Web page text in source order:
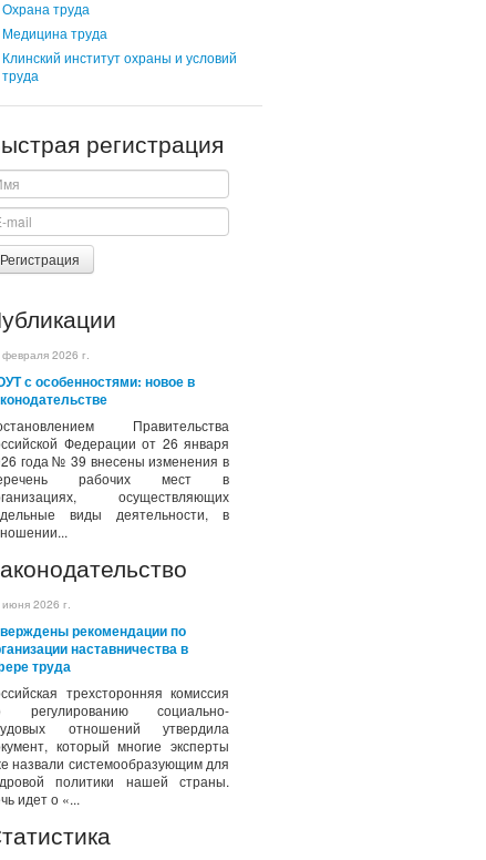
Охрана труда
Медицина труда
Клинский институт охраны и условий
труда
регистрация
Регистрация
2026 г.
с особенностями: новое в
Правительства
Федерации от 26 января
года № 39 внесены изменения в
рабочих мест в
осуществляющих
виды деятельности, в
2026 г.
рекомендации по
наставничества в
труда
трехсторонняя комиссия
регулированию социально-
отношений утвердила
который многие эксперты
назвали системообразующим для
политики нашей страны.
идет о «...